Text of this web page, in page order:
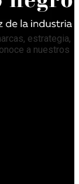
estrategia,
a nuestros